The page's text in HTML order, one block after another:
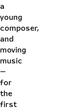
a
young
composer,
and
moving
music
—
for
the
first